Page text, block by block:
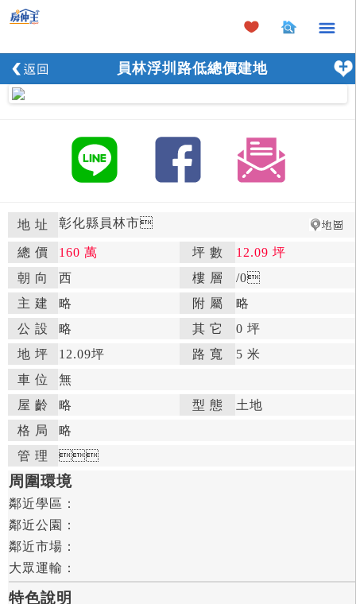
×
員林浮圳路低總價建地
地 址 彰化縣員林市
總 價 160 萬 坪 數 12.09 坪
朝 向
西 樓 層 /0
主 建
略 附 屬 略
公 設
略 其 它
0 坪
地 坪
12.09坪 路 寬
5 米
車 位
無
屋 齡
略 型 態 土地
格 局
略
管 理

周圍環境
鄰近學區：
鄰近公園：
鄰近市場：
大眾運輸：
特色說明